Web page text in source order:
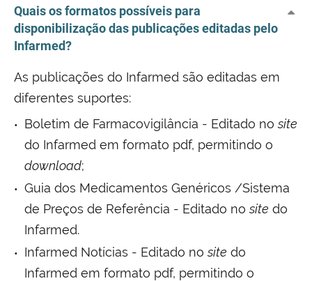
Quais os formatos possíveis para
disponibilização das publicações editadas pelo
Infarmed?
As publicações do Infarmed são editadas em
diferentes suportes:
Boletim de Farmacovigilância - Editado nosite
do Infarmed em formato pdf, permitindo o
download;
Guia dos Medicamentos Genéricos /Sistema
de Preços de Referência - Editado nosite do
Infarmed.
Infarmed Notícias - Editado nosite do
Infarmed em formato pdf, permitindo o